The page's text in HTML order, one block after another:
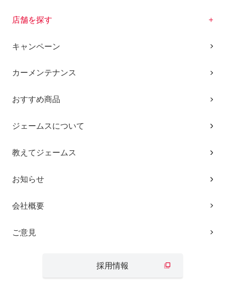
店舗を探す
キャンペーン
カーメンテナンス
おすすめ商品
ジェームスについて
教えてジェームス
お知らせ
会社概要
ご意見
採用情報